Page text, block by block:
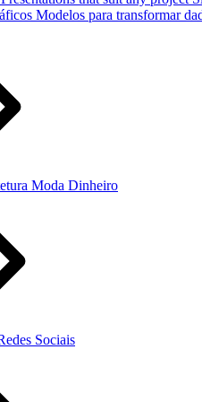
Modelos para transformar
Moda Dinheiro
Sociais